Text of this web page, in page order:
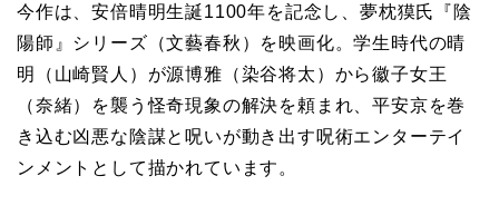
今作は、安倍晴明生誕1100年を記念し、夢枕獏氏『陰
陽師』シリーズ（文藝春秋）を映画化。学生時代の晴
明（山崎賢人）が源博雅（染谷将太）から徽子女王
（奈緒）を襲う怪奇現象の解決を頼まれ、平安京を巻
き込む凶悪な陰謀と呪いが動き出す呪術エンターテイ
ンメントとして描かれています。